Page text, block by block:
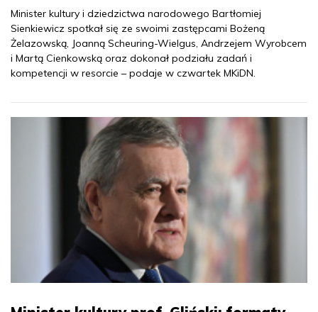
Minister kultury i dziedzictwa narodowego Bartłomiej
Sienkiewicz spotkał się ze swoimi zastępcami Bożeną
Żelazowską, Joanną Scheuring-Wielgus, Andrzejem Wyrobcem
i Martą Cienkowską oraz dokonał podziału zadań i
kompetencji w resorcie – podaje w czwartek MKiDN.